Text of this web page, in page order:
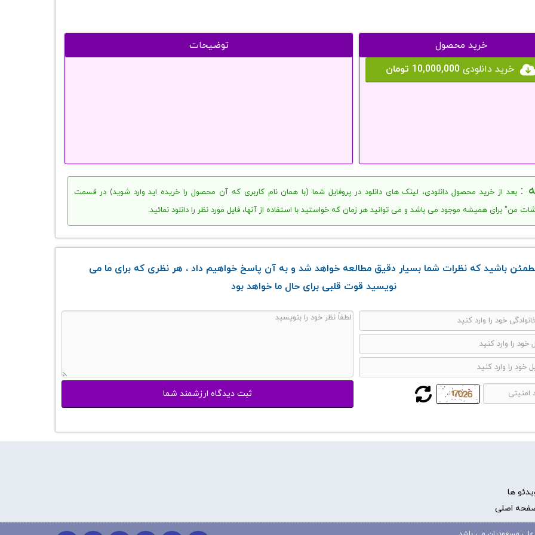
خرید محصول
خرید دانلودی 10,000,000 تومان
توضیحات
: بعد از خرید محصول دانلودی، لینک های دانلود در پروفایل شما (با همان نام کاربری که آن محصول را خریده اید وارد شوید) در قسمت
من" برای همیشه موجود می باشد و می توانید هر زمان که خواستید با استفاده از آنها، فایل مورد نظر را دانلود نمائید.
باشید که نظرات شما بسیار دقیق مطالعه خواهد شد و به آن پاسخ خواهیم داد ، هر نظری که برای ما می
نویسید قوت قلبی برای حال ما خواهد بود
ها
اصلی